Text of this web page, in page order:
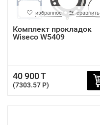
избранное сравнить
Комплект прокладок
Wiseco W5409
40 900 T
(7303.57 P)